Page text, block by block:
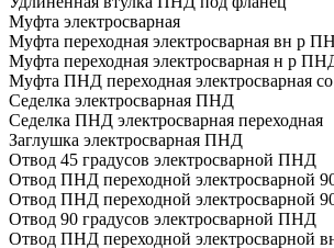
Муфта электросварная
Муфта переходная электросварная вн р
Муфта переходная электросварная н р
Муфта ПНД переходная электросварная
Седелка электросварная ПНД
Седелка ПНД электросварная переходная
Заглушка электросварная ПНД
Отвод 45 градусов электросварной ПНД
Отвод ПНД переходной электросварной
Отвод ПНД переходной электросварной
Отвод 90 градусов электросварной ПНД
Отвод ПНД переходной электросварной